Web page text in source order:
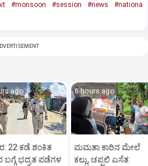
#monsoon #session #news
#nationa
ago
22 ಕಡೆ ಶಂಕಿತ
ಬಗ್ಗೆ ಭದ್ರತ ಪಡೆಗಳ
6 hours ago
ಮಮತಾ ಕಾರಿನ ಮೇಲೆ
ಕಲ್ಲು, ಚಪ್ಪಲಿ ಎಸೆತ: